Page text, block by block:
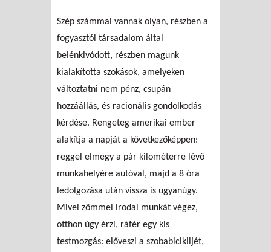
Szép számmal vannak olyan, részben a
fogyasztói társadalom által
belénkivódott, részben magunk
kialakította szokások, amelyeken
változtatni nem pénz, csupán
hozzáállás, és racionális gondolkodás
kérdése. Rengeteg amerikai ember
alakítja a napját a következőképpen:
reggel elmegy a pár kilométerre lévő
munkahelyére autóval, majd a 8 óra
ledolgozása után vissza is ugyanúgy.
Mivel zömmel irodai munkát végez,
otthon úgy érzi, ráfér egy kis
testmozgás: előveszi a szobabiciklijét,